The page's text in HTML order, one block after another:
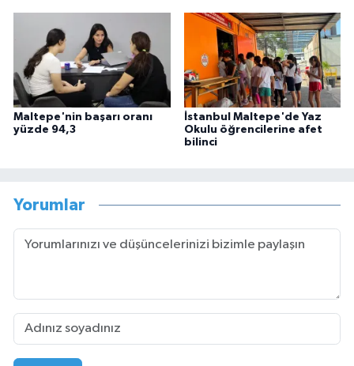
Maltepe'nin başarı oranı
yüzde 94,3
İstanbul Maltepe'de Yaz
Okulu öğrencilerine afet
bilinci
Yorumlar